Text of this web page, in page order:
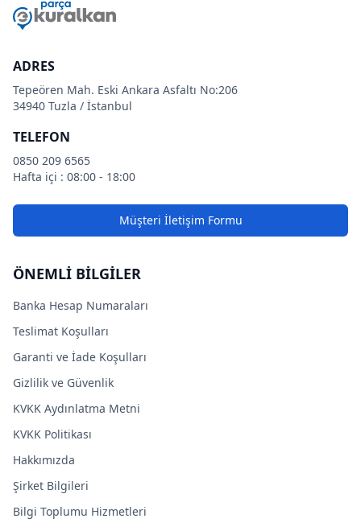
ADRES
Tepeören Mah. Eski Ankara Asfaltı No:206
34940 Tuzla / İstanbul
TELEFON
0850 209 6565
Hafta içi : 08:00 - 18:00
Müşteri İletişim Formu
ÖNEMLİ BİLGİLER
Banka Hesap Numaraları
Teslimat Koşulları
Garanti ve İade Koşulları
Gizlilik ve Güvenlik
KVKK Aydınlatma Metni
KVKK Politikası
Hakkımızda
Şirket Bilgileri
Bilgi Toplumu Hizmetleri